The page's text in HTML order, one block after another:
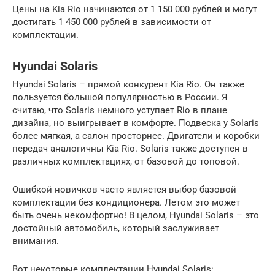
Цены на Kia Rio начинаются от 1 150 000 рублей и могут
достигать 1 450 000 рублей в зависимости от
комплектации.
Hyundai Solaris
Hyundai Solaris – прямой конкурент Kia Rio. Он также
пользуется большой популярностью в России. Я
считаю, что Solaris немного уступает Rio в плане
дизайна, но выигрывает в комфорте. Подвеска у Solaris
более мягкая, а салон просторнее. Двигатели и коробки
передач аналогичны Kia Rio. Solaris также доступен в
различных комплектациях, от базовой до топовой.
Ошибкой новичков часто является выбор базовой
комплектации без кондиционера. Летом это может
быть очень некомфортно! В целом, Hyundai Solaris – это
достойный автомобиль, который заслуживает
внимания.